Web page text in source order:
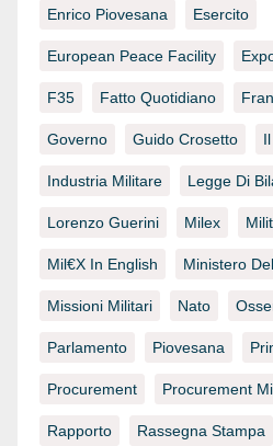
Enrico Piovesana Esercito
European Peace Facility
F35 Fatto Quotidiano
Governo Guido Crosetto
Industria Militare Legge Di
Lorenzo Guerini Milex
Mil€x In English Ministero
Missioni Militari Nato
Parlamento Piovesana
Procurement Procurement
Rapporto Rassegna Stampa